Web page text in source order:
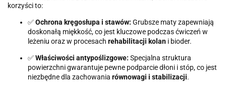
korzyści to:
✅Ochrona kręgosłupa i stawów: Grubsze maty zapewniają
doskonałą miękkość, co jest kluczowe podczas ćwiczeń w
leżeniu oraz w procesach rehabilitacji kolan i bioder.
✅Właściwości antypoślizgowe: Specjalna struktura
powierzchni gwarantuje pewne podparcie dłoni i stóp, co jest
niezbędne dla zachowania równowagi i stabilizacji.